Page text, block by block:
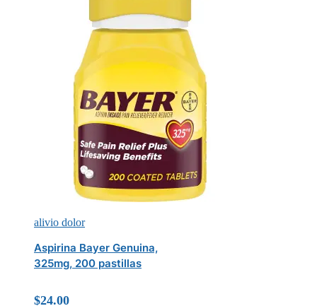
alivio dolor
Aspirina Bayer Genuina,
325mg, 200 pastillas
$24.00